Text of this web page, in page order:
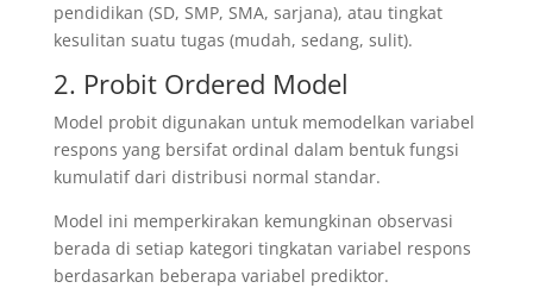
pendidikan (SD, SMP, SMA, sarjana), atau tingkat
kesulitan suatu tugas (mudah, sedang, sulit).
2. Probit Ordered Model
Model probit digunakan untuk memodelkan variabel
respons yang bersifat ordinal dalam bentuk fungsi
kumulatif dari distribusi normal standar.
Model ini memperkirakan kemungkinan observasi
berada di setiap kategori tingkatan variabel respons
berdasarkan beberapa variabel prediktor.